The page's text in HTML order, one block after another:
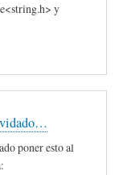
y
poner esto al